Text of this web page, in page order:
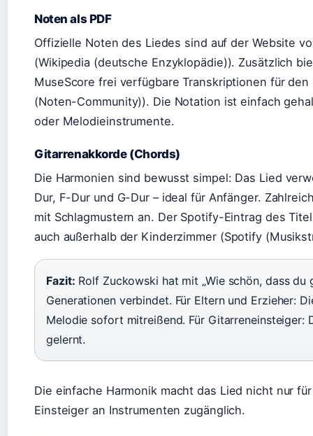
Noten als PDF
Offizielle Noten des Liedes sind auf der Website
(Wikipedia (deutsche Enzyklopädie)). Zusätzlich
MuseScore frei verfügbare Transkriptionen für
(Noten-Community)). Die Notation ist einfach
oder Melodieinstrumente.
Gitarrenakkorde (Chords)
Die Harmonien sind bewusst simpel: Das Lied
Dur, F-Dur und G-Dur – ideal für Anfänger.
mit Schlagmustern an. Der Spotify-Eintrag des
auch außerhalb der Kinderzimmer (Spotify
Fazit: Rolf Zuckowski hat mit „Wie schön, dass
Generationen verbindet. Für Eltern und Erzieher:
Melodie sofort mitreißend. Für Gitarreneinsteiger:
gelernt.
Die einfache Harmonik macht das Lied nicht nur
Einsteiger an Instrumenten zugänglich.